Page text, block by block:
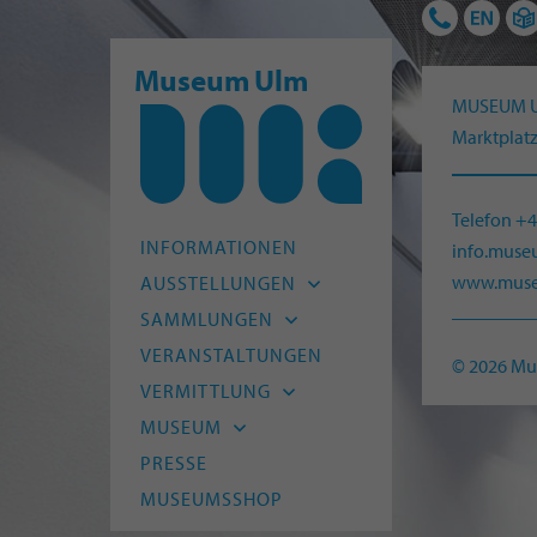
Museum Ulm
INFORMATIONEN
AUSSTELLUNGEN
Aktuell
Vorschau
Archiv
SAMMLUNGEN
Archäologie
Alte Kunst
Moderne
HfG-Archiv
Naturmuseum Ulm
VERANSTALTUNGEN
VERMITTLUNG
Kitas und Schulen
Kinder und Familien
Junge Menschen
MUSEUM
Leitbild
Team
PRESSE
MUSEUMSSHOP
MUSEUM
Telefon
© 2026